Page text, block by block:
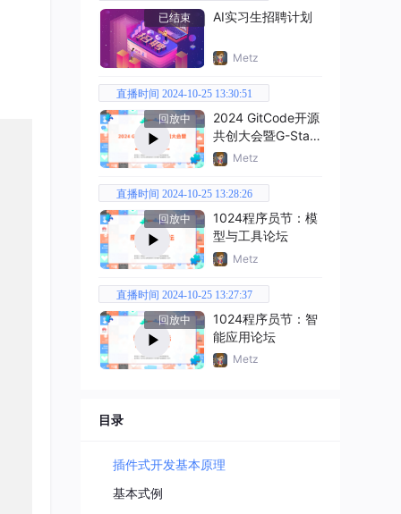
已结束
AI实习生招聘计划
Metz
直播时间 2024-10-25 13:30:51
回放中
2024 GitCode开源
共创大会暨G-Star
嘉年华
Metz
直播时间 2024-10-25 13:28:26
回放中
1024程序员节：模
型与工具论坛
Metz
直播时间 2024-10-25 13:27:37
回放中
1024程序员节：智
能应用论坛
Metz
目录
插件式开发基本原理
基本式例